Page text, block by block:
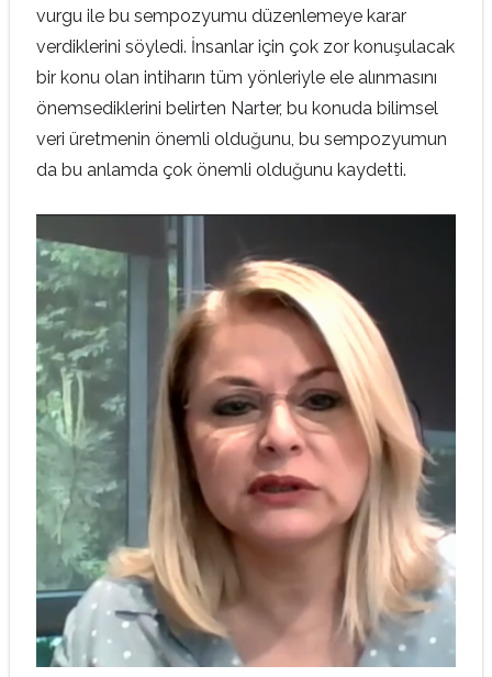
vurgu ile bu sempozyumu düzenlemeye karar
verdiklerini söyledi. İnsanlar için çok zor konuşulacak
bir konu olan intiharın tüm yönleriyle ele alınmasını
önemsediklerini belirten Narter, bu konuda bilimsel
veri üretmenin önemli olduğunu, bu sempozyumun
da bu anlamda çok önemli olduğunu kaydetti.